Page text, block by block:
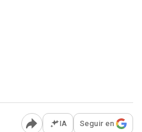
IA Seguir en